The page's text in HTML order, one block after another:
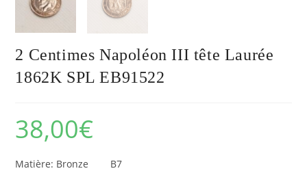
2 Centimes Napoléon III tête Laurée
1862K SPL EB91522
38,00€
Matière: Bronze B7